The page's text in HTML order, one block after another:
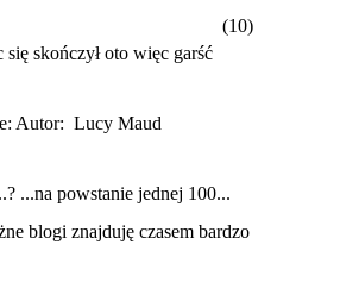
(10)
skończył oto więc garść
Autor: Lucy Maud
...na powstanie jednej 100...
blogi znajduję czasem bardzo